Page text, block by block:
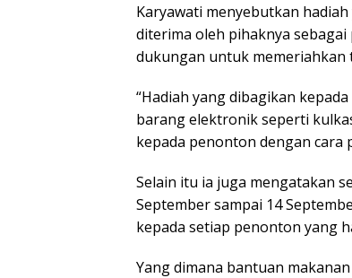
Karyawati menyebutkan
diterima oleh pihaknya
dukungan untuk
“Hadiah yang dibagikan
barang elektronik seperti
kepada penonton dengan cara
Selain itu ia juga mengatakan
September sampai 14
kepada setiap penonton yang
Yang dimana bantuan